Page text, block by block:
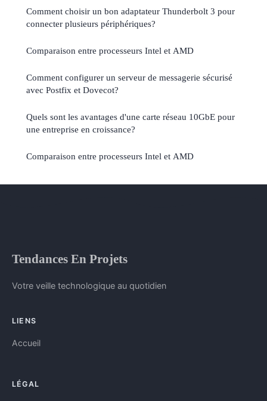
Comment choisir un bon adaptateur Thunderbolt 3 pour
connecter plusieurs périphériques?
Comparaison entre processeurs Intel et AMD
Comment configurer un serveur de messagerie sécurisé
avec Postfix et Dovecot?
Quels sont les avantages d'une carte réseau 10GbE pour
une entreprise en croissance?
Comparaison entre processeurs Intel et AMD
Tendances En Projets
Votre veille technologique au quotidien
LIENS
Accueil
LÉGAL